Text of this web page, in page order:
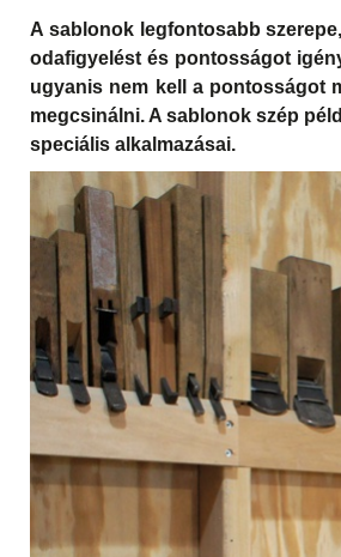
A sablonok legfontosabb
odafigyelést és pontosságot
ugyanis nem kell a pontosságot
megcsinálni. A sablonok szép
speciális alkalmazásai.